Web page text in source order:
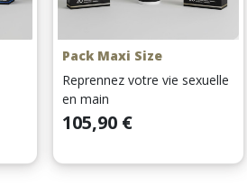
Pack Maxi Size
Reprennez votre vie sexuelle
en main
Prix
105,90 €